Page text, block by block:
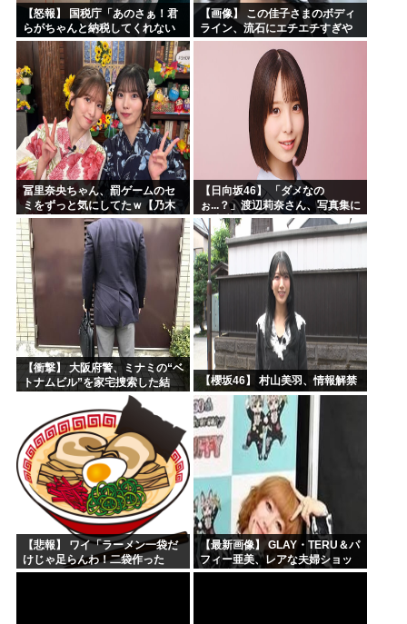
【怒報】 国税庁「あのさぁ！君
らがちゃんと納税してくれない
とこうなっちゃうけどどうす
る？！」←これw w w w w w w w
【画像】 この佳子さまのボディ
ライン、流石にエチエチすぎや
ろ！
冨里奈央ちゃん、罰ゲームのセ
ミをずっと気にしてたｗ【乃木
坂46】
【日向坂46】 「ダメなの
ぉ...？」渡辺莉奈さん、写真集に
興味津々
【衝撃】 大阪府警、ミナミの“ベ
トナムビル”を家宅捜索した結
【櫻坂46】 村山美羽、情報解禁
【悲報】 ワイ「ラーメン一袋だ
けじゃ足らんわ！二袋作った
ろ！」→結果ｗｗｗ
【最新画像】 GLAY・TERU＆パ
フィー亜美、レアな夫婦ショッ
トを公開してしまう！